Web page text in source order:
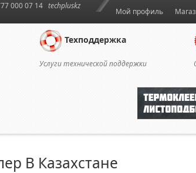
Мой профиль
000 07 14 techpluskz
Техподдержка
Услуги технической поддержки
В Казахстане